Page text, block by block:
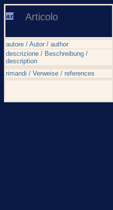
Articolo
autore / Autor / author
descrizione / Beschreibung /
description
rimandi / Verweise / references